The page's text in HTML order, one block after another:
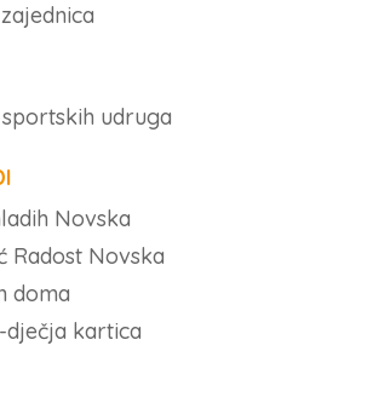
udruga
Novska
Radost Novska
doma
dječja kartica